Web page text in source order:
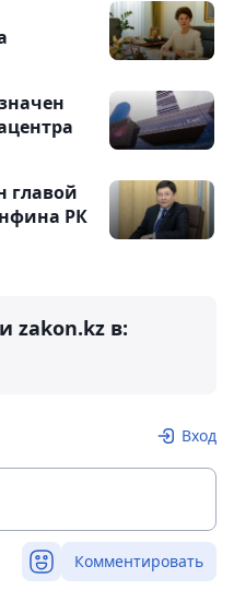
главой
РК
zakon.kz в:
Вход
Комментировать